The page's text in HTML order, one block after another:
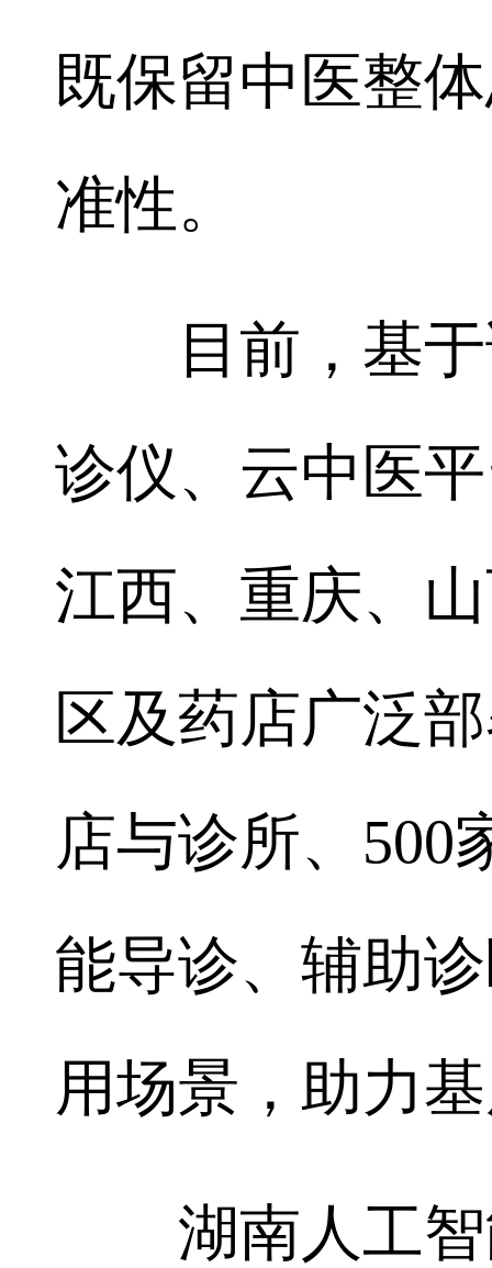
既保留中医整
准性。
目前，基于
诊仪、云中医
江西、重庆、
区及药店广泛
店与诊所、500
能导诊、辅助
用场景，助力
湖南人工智